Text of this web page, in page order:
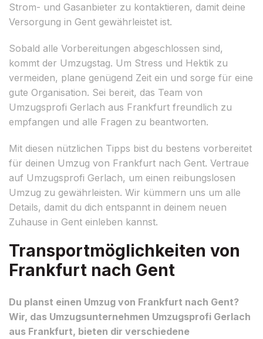
Strom- und Gasanbieter zu kontaktieren, damit deine
Versorgung in Gent gewährleistet ist.
Sobald alle Vorbereitungen abgeschlossen sind,
kommt der Umzugstag. Um Stress und Hektik zu
vermeiden, plane genügend Zeit ein und sorge für eine
gute Organisation. Sei bereit, das Team von
Umzugsprofi Gerlach aus Frankfurt freundlich zu
empfangen und alle Fragen zu beantworten.
Mit diesen nützlichen Tipps bist du bestens vorbereitet
für deinen Umzug von Frankfurt nach Gent. Vertraue
auf Umzugsprofi Gerlach, um einen reibungslosen
Umzug zu gewährleisten. Wir kümmern uns um alle
Details, damit du dich entspannt in deinem neuen
Zuhause in Gent einleben kannst.
Transportmöglichkeiten von
Frankfurt nach Gent
Du planst einen Umzug von Frankfurt nach Gent?
Wir, das Umzugsunternehmen Umzugsprofi Gerlach
aus Frankfurt, bieten dir verschiedene